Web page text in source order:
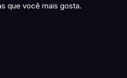
que você mais gosta.